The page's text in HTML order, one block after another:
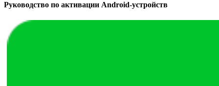
Руководство по активации Android-устройств